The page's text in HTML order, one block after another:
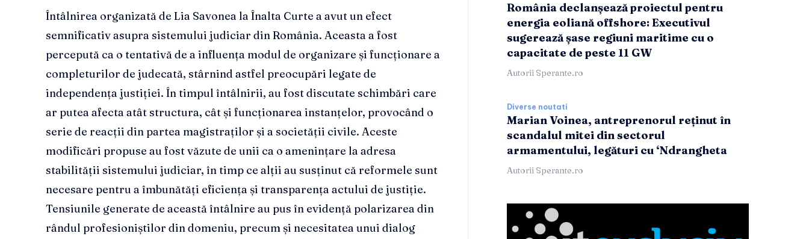
Întâlnirea organizată de Lia Savonea la Înalta Curte a avut un efect
semnificativ asupra sistemului judiciar din România. Aceasta a fost
percepută ca o tentativă de a influența modul de organizare și funcționare a
completurilor de judecată, stârnind astfel preocupări legate de
independența justiției. În timpul întâlnirii, au fost discutate schimbări care
ar putea afecta atât structura, cât și funcționarea instanțelor, provocând o
serie de reacții din partea magistraților și a societății civile. Aceste
modificări propuse au fost văzute de unii ca o amenințare la adresa
stabilității sistemului judiciar, în timp ce alții au susținut că reformele sunt
necesare pentru a îmbunătăți eficiența și transparența actului de justiție.
Tensiunile generate de această întâlnire au pus în evidență polarizarea din
rândul profesioniștilor din domeniu, precum și necesitatea unui dialog
România declanșează proiectul pentru
energia eoliană offshore: Executivul
sugerează șase regiuni maritime cu o
capacitate de peste 11 GW
Autorii Sperante.ro
Diverse noutati
Marian Voinea, antreprenorul reținut în
scandalul mitei din sectorul
armamentului, legături cu ‘Ndrangheta
Autorii Sperante.ro